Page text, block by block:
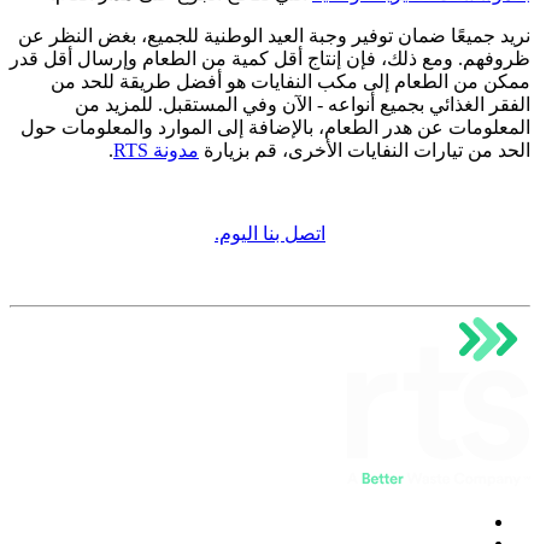
نريد جميعًا ضمان توفير وجبة العيد الوطنية للجميع، بغض النظر عن
ظروفهم. ومع ذلك، فإن إنتاج أقل كمية من الطعام وإرسال أقل قدر
ممكن من الطعام إلى مكب النفايات هو أفضل طريقة للحد من
الفقر الغذائي بجميع أنواعه - الآن وفي المستقبل. للمزيد من
المعلومات عن هدر الطعام، بالإضافة إلى الموارد والمعلومات حول
الحد من تيارات النفايات الأخرى، قم بزيارة مدونة RTS .
اتصل بنا اليوم.